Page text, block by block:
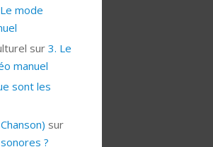
mode
sur3. Le
manuel
sont les
sur
?